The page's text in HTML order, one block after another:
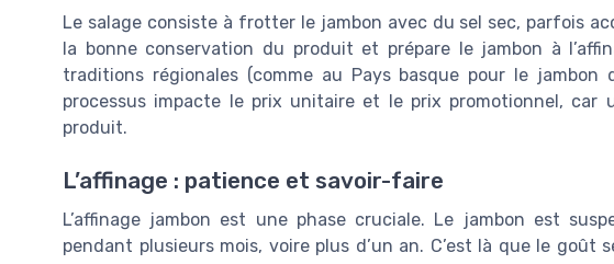
Le salage consiste à frotter le jambon avec du sel sec, parfois
la bonne conservation du produit et prépare le jambon à
traditions régionales (comme au Pays basque pour le
processus impacte le prix unitaire et le prix promotionnel, car
produit.
L’affinage : patience et savoir-faire
L’affinage jambon est une phase cruciale. Le jambon est
pendant plusieurs mois, voire plus d’un an. C’est là que le